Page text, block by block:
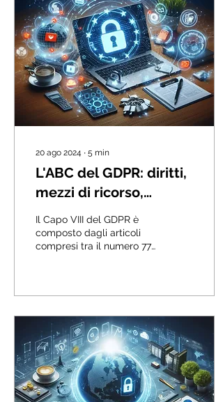
20 ago 2024 ∙ 5 min
L'ABC del GDPR: diritti,
mezzi di ricorso,
responsabilità e
sanzioni amministrative
pecuniarie
Il Capo VIII del GDPR è
composto dagli articoli
compresi tra il numero 77